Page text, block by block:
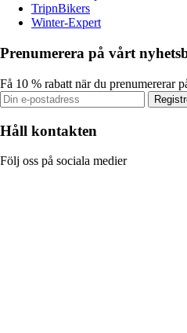
TripnBikers
Winter-Expert
Prenumerera på vårt
Få 10 % rabatt när du prenumererar
Håll kontakten
Följ oss på sociala medier